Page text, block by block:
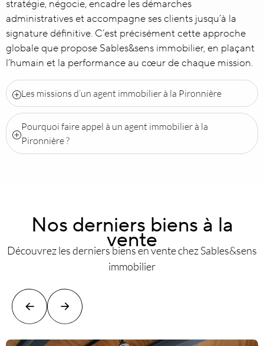
stratégie, négocie, encadre les démarches
administratives et accompagne ses clients jusqu’à la
signature définitive. C’est précisément cette approche
globale que propose Sables&sens immobilier, en plaçant
l’humain et la performance au cœur de chaque mission.
Les missions d’un agent immobilier à la Pironnière
Pourquoi faire appel à un agent immobilier à la
Pironnière ?
Nos derniers biens à la
vente
Découvrez les derniers biens en vente chez Sables&sens
immobilier